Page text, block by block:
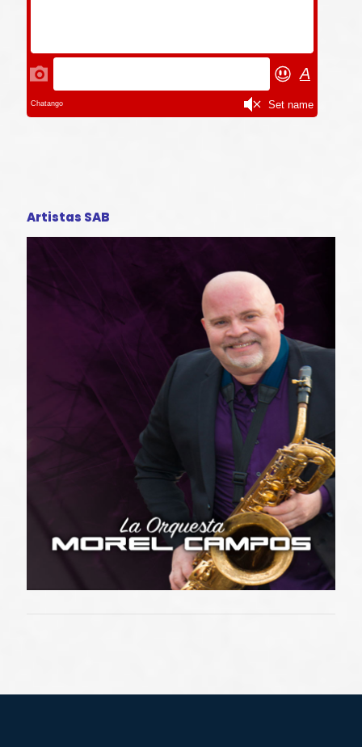
Artistas SAB